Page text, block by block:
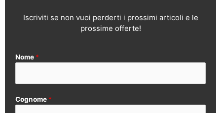
Iscriviti se non vuoi perderti i prossimi articoli e le
prossime offerte!
Nome *
Cognome *